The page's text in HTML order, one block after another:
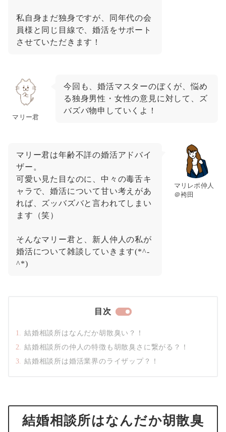
私自身まだ独身ですが、同年代の会
員様と同じ目線で、婚活をサポート
させていただきます！
マリー君
今回も、婚活マスターのぼくが、悩め
る独身男性・女性の意見に対して、ズ
バズバ物申していくよ！
マリレポ仲人
＠袴田
マリー君は年齢不詳の婚活アドバイ
ザー。
可愛い見た目なのに、中々の毒舌キ
ャラで、婚活について甘い考えがあ
れば、ズッバズバと言われてしまい
ます（笑）
そんなマリー君と、新人仲人の私が
婚活について雑談していきます(*^-
^*)
目次
結婚相談所はなんだか胡散臭い？！
結婚相談所の仲人の特徴も胡散臭さに繋がる？！
結婚相談所は婚活業界のライザップ？！
結婚相談所はなんだか胡散臭